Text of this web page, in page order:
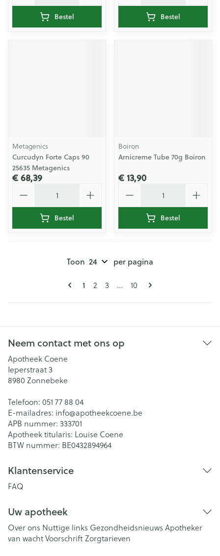
Bestel Bestel
Metagenics
Curcudyn Forte Caps 90
25635 Metagenics
€ 68,39
Bestel
Boiron
Arnicreme Tube 70g Boiron
€ 13,90
Bestel
Pagina's
U lees momenteel pagina
1 Pagina
2 Pagina
3 ... Pagina
10
Toon per pagina
Neem contact met ons op
Apotheek Coene
Ieperstraat 3
8980 Zonnebeke
Telefoon: 051 77 88 04
E-mailadres: info@apotheekcoene.be
APB nummer: 333701
Apotheek titularis: Louise Coene
BTW nummer: BE0432894964
Klantenservice
FAQ
Uw apotheek
Over ons Nuttige links Gezondheidsnieuws Apotheker
van wachtVoorschriftZorgtarieven